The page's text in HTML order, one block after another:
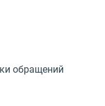
обращений